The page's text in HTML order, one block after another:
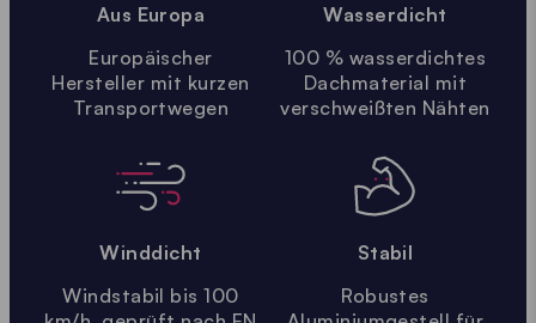
Aus Europa
Europäischer
Hersteller mit kurzen
Transportwegen
Wasserdicht
100 % wasserdichtes
Dachmaterial mit
verschweißten Nähten
Winddicht
Windstabil bis 100
Stabil
Robustes